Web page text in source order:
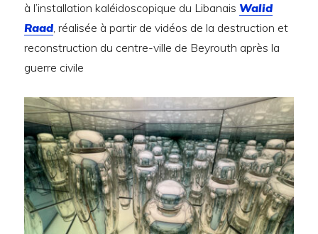
à l’installation kaléidoscopique du Libanais Walid
Raad, réalisée à partir de vidéos de la destruction et
reconstruction du centre-ville de Beyrouth après la
guerre civile